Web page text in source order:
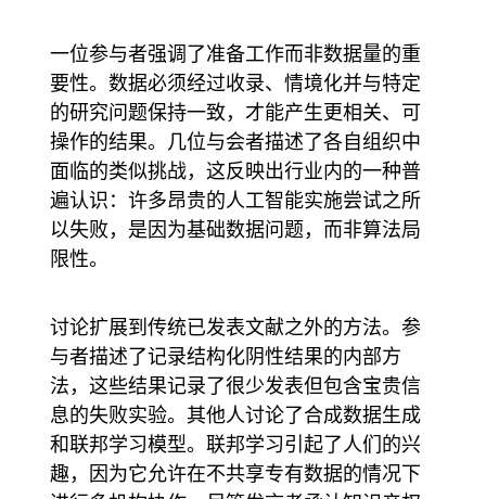
一位参与者强调了准备工作而非数据量的重
要性。数据必须经过收录、情境化并与特定
的研究问题保持一致，才能产生更相关、可
操作的结果。几位与会者描述了各自组织中
面临的类似挑战，这反映出行业内的一种普
遍认识：许多昂贵的人工智能实施尝试之所
以失败，是因为基础数据问题，而非算法局
限性。
讨论扩展到传统已发表文献之外的方法。参
与者描述了记录结构化阴性结果的内部方
法，这些结果记录了很少发表但包含宝贵信
息的失败实验。其他人讨论了合成数据生成
和联邦学习模型。联邦学习引起了人们的兴
趣，因为它允许在不共享专有数据的情况下